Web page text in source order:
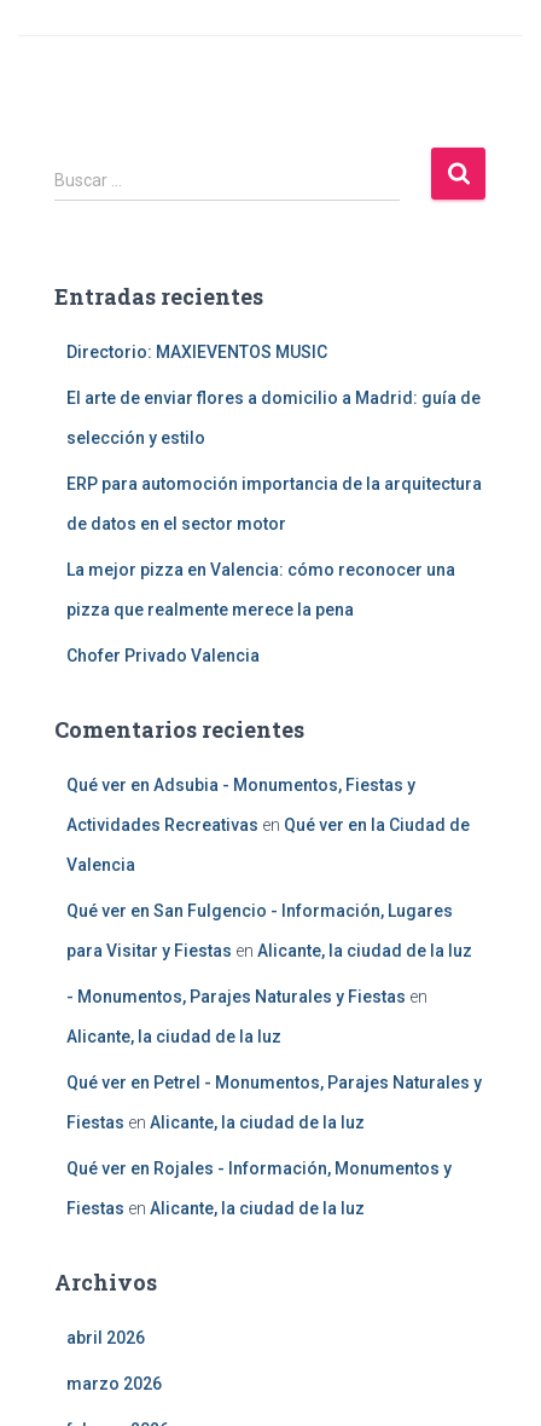
B
u
r
Buscar …
Entradas recientes
Directorio: MAXIEVENTOS MUSIC
El arte de enviar flores a domicilio a Madrid: guía de
selección y estilo
ERP para automoción importancia de la arquitectura
de datos en el sector motor
La mejor pizza en Valencia: cómo reconocer una
pizza que realmente merece la pena
Chofer Privado Valencia
Comentarios recientes
Qué ver en Adsubia - Monumentos, Fiestas y
Actividades Recreativas en Qué ver en la Ciudad de
Valencia
Qué ver en San Fulgencio - Información, Lugares
para Visitar y Fiestas en Alicante, la ciudad de la luz
- Monumentos, Parajes Naturales y Fiestas en
Alicante, la ciudad de la luz
Qué ver en Petrel - Monumentos, Parajes Naturales y
Fiestas en Alicante, la ciudad de la luz
Qué ver en Rojales - Información, Monumentos y
Fiestas en Alicante, la ciudad de la luz
Archivos
abril 2026
marzo 2026